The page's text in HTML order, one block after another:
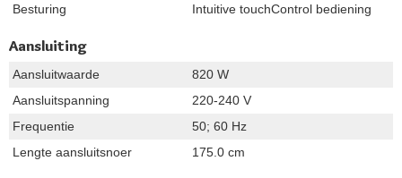
Besturing
Intuitive touchControl bediening
Aansluiting
Aansluitwaarde
820 W
Aansluitspanning
220-240 V
Frequentie
50; 60 Hz
Lengte aansluitsnoer
175.0 cm